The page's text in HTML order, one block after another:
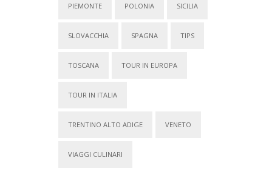
PIEMONTE POLONIA SICILIA
SLOVACCHIA SPAGNA TIPS
TOSCANA TOUR IN EUROPA
TOUR IN ITALIA
TRENTINO ALTO ADIGE VENETO
VIAGGI CULINARI